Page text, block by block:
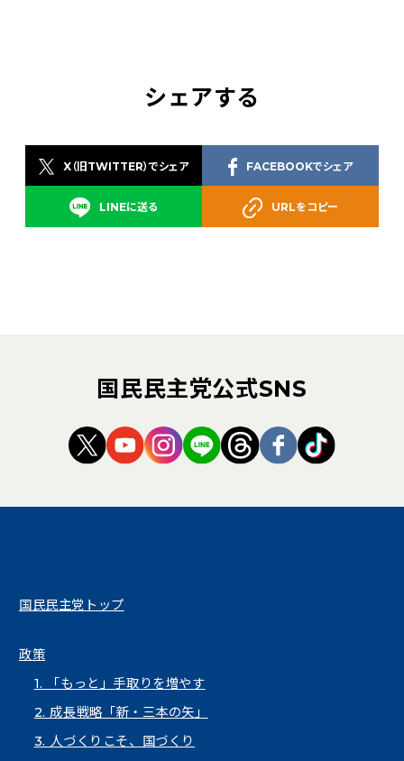
シェアする
X（旧TWITTER）でシェア
LINEに送る
FACEBOOKでシェア
URLをコピー
国民民主党公式SNS
（新しいタブで開く）
（新しいタブで開く）
（新しいタブで開く）
（新しいタブで開く）
（新しいタブで開
（新しいタブ
（新しい
国民民主党トップ
政策
1. 「もっと」手取りを増やす
2. 成長戦略「新・三本の矢」
3. 人づくりこそ、国づくり